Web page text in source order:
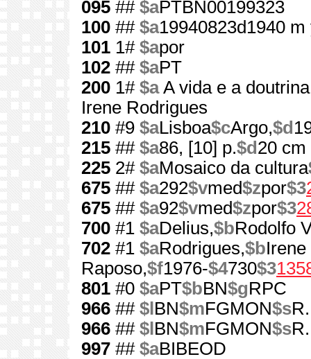
095 ## $aPTBN00199323
100 ## $a19940823d1940
101 1# $apor
102 ## $aPT
200 1# $aA vida e a
Irene Rodrigues
210 #9 $aLisboa$cArgo,$d
215 ## $a86, [10] p.$d 20 cm
225 2# $aMosaico da cultura
675 ## $a292$vmed$zpor$3
675 ## $a92$vmed$zpor$3
700 #1 $aDelius,$bRodolfo
702 #1 $aRodrigues,$b
Raposo,$f1976-$4730$3
801 #0 $aPT$bBN$gRPC
966 ## $l BN$mFGMON$s
966 ## $l BN$mFGMON$s
997 ## $aBIBEOD